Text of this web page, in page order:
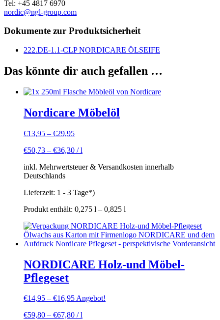
Tel: +45 4817 6970
nordic@ngl-group.com
Dokumente zur Produktsicherheit
222.DE-1.1-CLP NORDICARE ÖLSEIFE
Das könnte dir auch gefallen …
Nordicare Möbelöl
€13,95 – €29,95
€50,73 – €36,30 /l
inkl. Mehrwertsteuer & Versandkosten innerhalb
Deutschlands
Lieferzeit: 1 - 3 Tage*)
Produkt enthält: 0,275 l – 0,825 l
NORDICARE Holz-und Möbel-
Pflegeset
€14,95 – €16,95Angebot!
€59,80 – €67,80 /l